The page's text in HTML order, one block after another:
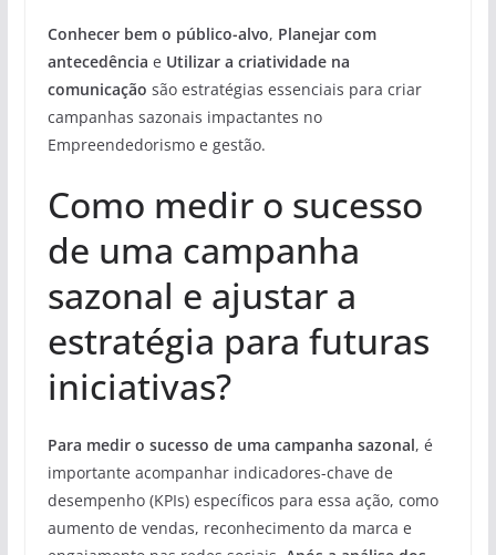
Conhecer bem o público-alvo, Planejar com
antecedência e Utilizar a criatividade na
comunicação são estratégias essenciais para criar
campanhas sazonais impactantes no
Empreendedorismo e gestão.
Como medir o sucesso
de uma campanha
sazonal e ajustar a
estratégia para futuras
iniciativas?
Para medir o sucesso de uma campanha sazonal, é
importante acompanhar indicadores-chave de
desempenho (KPIs) específicos para essa ação, como
aumento de vendas, reconhecimento da marca e